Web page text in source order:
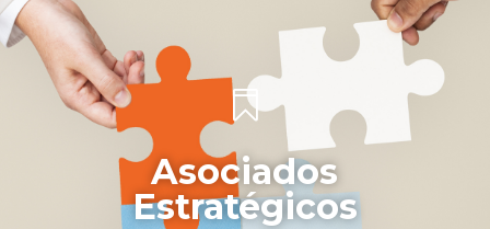

Asociados
Estratégicos